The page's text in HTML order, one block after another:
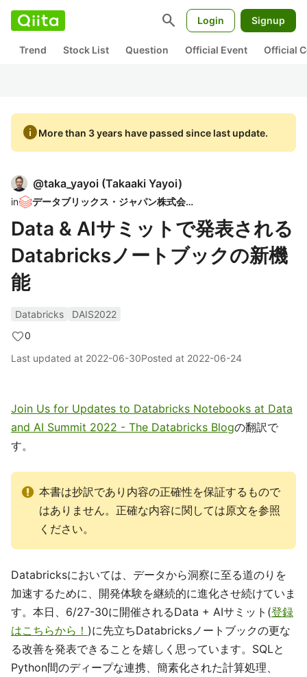
search Login Signup
Trend Stock List Question Official Event Official
infoMore than 3 years have passed since last update.
@taka_yayoi (Takaaki Yayoi)
in データブリックス・ジャパン株式会社
Data & AIサミットで発表される
Databricksノートブックの新機
能
Databricks
DAIS2022
0
Last updated at 2022-06-30Posted at 2022-06-24
Join Us for Updates to Databricks Notebooks at Data
and AI Summit 2022 - The Databricks Blogの翻訳で
す。
本書は抄訳であり内容の正確性を保証するもので
はありません。正確な内容に関しては原文を参照
ください。
Databricksにおいては、データから洞察に至る道のりを
加速するために、開発体験を継続的に進化させ続けていま
す。本日、6/27-30に開催されるData + AIサミット(登録
はこちらから！ )に先立ちDatabricksノートブックの更な
る改善を発表できることを嬉しく思っています。SQLと
Python間のディープな連携、簡素化された計算処理、